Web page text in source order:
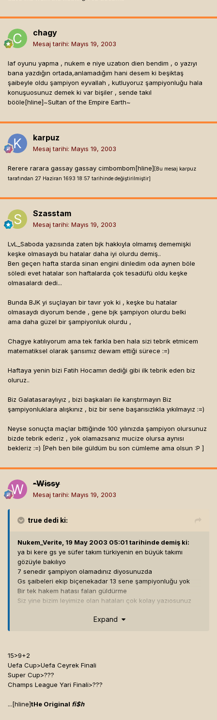
chagy
Mesaj tarihi: Mayıs 19, 2003
laf oyunu yapma , nukem e niye uzatıon dien bendim , o yazıyı
bana yazdığın ortada,anlamadığım hani desem ki beşiktaş
şaibeyle oldu şampiyon eyvallah , kutluyoruz şampiyonluğu hala
konuşuosunuz demek ki var bişiler , sende takıl
bööle[hline]~Sultan of the Empire Earth~
karpuz
Mesaj tarihi: Mayıs 19, 2003
Rerere rarara gassay gassay cimbombom[hline] [Bu mesaj karpuz
tarafından 27 Haziran 1693 18:57 tarihinde değiştirilmiştir]
Szasstam
Mesaj tarihi: Mayıs 19, 2003
LvL_Saboda yazısında zaten bjk hakkıyla olmamış dememişki
keşke olmasaydı bu hatalar daha iyi olurdu demiş..
Ben geçen hafta starda sinan engini dinledim oda aynen böle
söledi evet hatalar son haftalarda çok tesadüfü oldu keşke
olmasalardı dedi...
Bunda BJK yi suçlayan bir tavır yok ki , keşke bu hatalar
olmasaydı diyorum bende , gene bjk şampiyon olurdu belki
ama daha güzel bir şampiyonluk olurdu ,
Chagye katılıyorum ama tek farkla ben hala sizi tebrik etmicem
matematiksel olarak şansımız dewam ettiği sürece :=)
Haftaya yenin bizi Fatih Hocamın dediği gibi ilk tebrik eden biz
oluruz..
Biz Galatasaraylıyız , bizi başkaları ile karıştırmayın Biz
şampiyonluklara alışkınız , biz bir sene başarısızlıkla yıkılmayız :=)
Neyse sonuçta maçlar bittiğinde 100 yılınızda şampiyon olursunuz
bizde tebrik ederiz , yok olamazsanız mucize olursa aynısı
bekleriz :=) [Peh ben bile güldüm bu son cümleme ama olsun :P ]
-Wissy
Mesaj tarihi: Mayıs 19, 2003
true dedi ki:
Nukem_Verite, 19 May 2003 05:01 tarihinde demiş ki:
ya bi kere gs ye süfer takım türkiyenin en büyük takımı
gözüyle bakılıyo
7 senedir şampiyon olamadınız diyosunuzda
Gs şaibeleri ekip biçenekadar 13 sene şampiyonluğu yok
Bir tek hakem hatası falan güldürme
Siz yine bizim leyimize olan hataları çok kolay yazıosunuz
savunduğunuzu,gsnin uşağı olan yazarlarda biliyo ama at
gözlüğü babadan yadigar nede olsa
Galatasaray hakkında bir yazı diye bir topic var bu arada
bilmeynler tarihini öğrensin diye şey ettim
olan 12.yi de ki inşallah gelecek Anasının ak sütü gibi hak
Expand
15>9+2
Uefa Cup>Uefa Ceyrek Finali
Super Cup>???
Champs League Yari Finali>???
...[hline]tHe Original fi$h